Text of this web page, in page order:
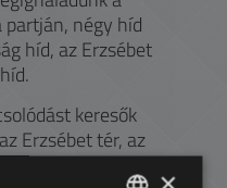
négy híd
híd, az Erzsébet
keresők
Erzsébet tér, az
és a Károlyi kert